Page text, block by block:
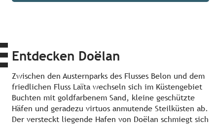
Entdecken Doëlan
Zwischen den Austernparks des Flusses Belon und dem
friedlichen Fluss Laïta wechseln sich im Küstengebiet
Buchten mit goldfarbenem Sand, kleine geschützte
Häfen und geradezu virtuos anmutende Steilküsten ab.
Der versteckt liegende Hafen von Doëlan schmiegt sich